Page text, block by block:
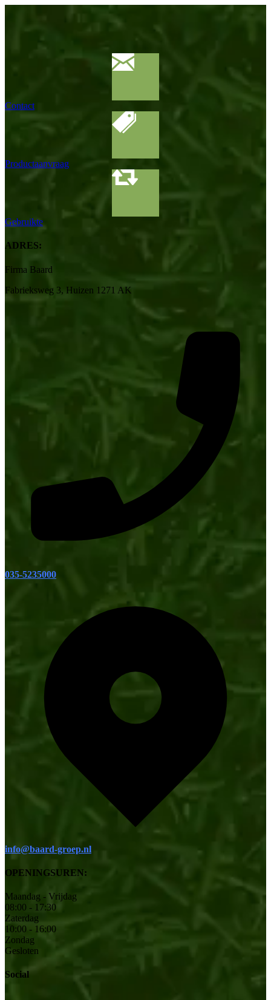
Contact
Productaanvraag
Gebruikte
ADRES:
Firma Baard
Fabrieksweg 3, Huizen 1271 AK
035-5235000
info@baard-groep.nl
OPENINGSUREN:
Maandag - Vrijdag
08:00 - 17:30
Zaterdag
10:00 - 16:00
Zondag
Gesloten
Social